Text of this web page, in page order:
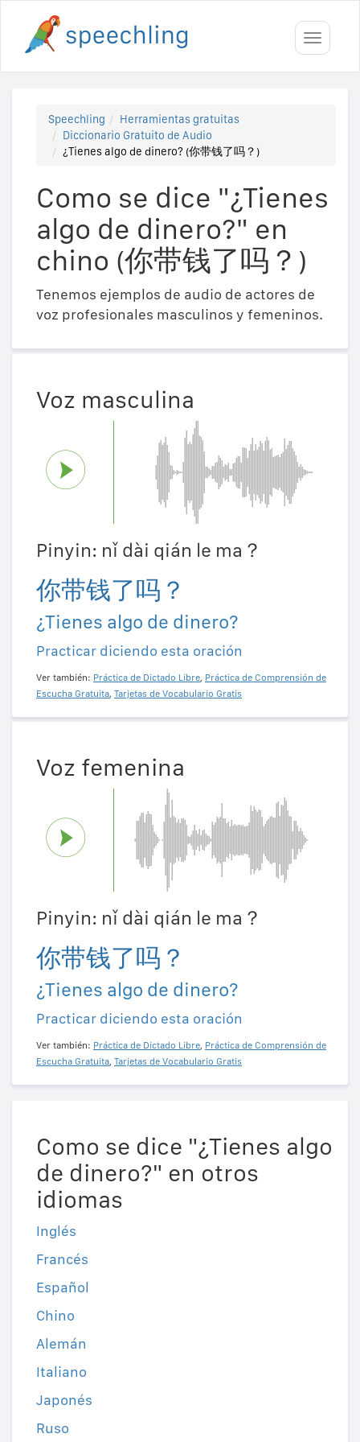
Toggle
Speechling
Herramientas gratuitas
Diccionario Gratuito de Audio
¿Tienes algo de dinero? (你带钱了吗？)
Como se dice "¿Tienes
algo de dinero?" en
chino (你带钱了吗？)
Tenemos ejemplos de audio de actores de
voz profesionales masculinos y femeninos.
Voz masculina
Pinyin: nǐ dài qián le ma？
你带钱了吗？
¿Tienes algo de dinero?
Practicar diciendo esta oración
Ver también: Práctica de Dictado Libre, Práctica de Comprensión de
Escucha Gratuita, Tarjetas de Vocabulario Gratis
Voz femenina
Pinyin: nǐ dài qián le ma？
你带钱了吗？
¿Tienes algo de dinero?
Practicar diciendo esta oración
Ver también: Práctica de Dictado Libre, Práctica de Comprensión de
Escucha Gratuita, Tarjetas de Vocabulario Gratis
Como se dice "¿Tienes algo
de dinero?" en otros
idiomas
Inglés
Francés
Español
Chino
Alemán
Italiano
Japonés
Ruso